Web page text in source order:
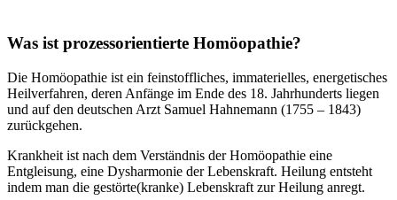
Was ist prozessorientierte Homöopathie?
Die Homöopathie ist ein feinstoffliches, immaterielles, energetisches
Heilverfahren, deren Anfänge im Ende des 18. Jahrhunderts liegen
und auf den deutschen Arzt Samuel Hahnemann (1755 – 1843)
zurückgehen.
Krankheit ist nach dem Verständnis der Homöopathie eine
Entgleisung, eine Dysharmonie der Lebenskraft. Heilung entsteht
indem man die gestörte(kranke) Lebenskraft zur Heilung anregt.